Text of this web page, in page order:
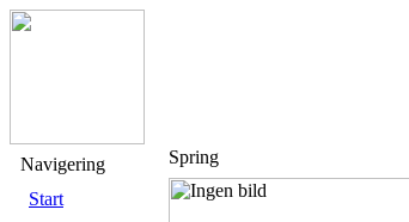
Navigering
Start
Spring